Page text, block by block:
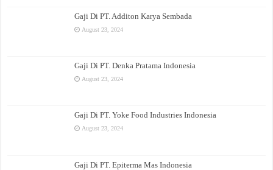
Gaji Di PT. Additon Karya Sembada
August 23, 2024
Gaji Di PT. Denka Pratama Indonesia
August 23, 2024
Gaji Di PT. Yoke Food Industries Indonesia
August 23, 2024
Gaji Di PT. Epiterma Mas Indonesia